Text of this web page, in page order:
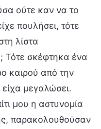
ούτε καν να το
πουλήσει, τότε
λίστα
Τότε σκέφτηκα ένα
καιρού από την
μεγαλώσει.
μου η αστυνομία
παρακολουθούσαν